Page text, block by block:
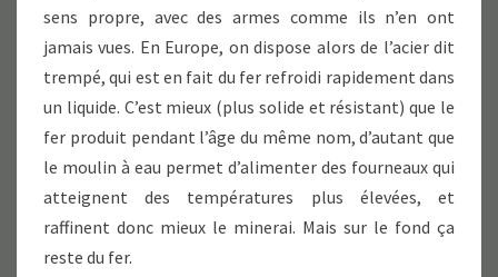
sens propre, avec des armes comme ils n’en ont
jamais vues. En Europe, on dispose alors de l’acier dit
trempé, qui est en fait du fer refroidi rapidement dans
un liquide. C’est mieux (plus solide et résistant) que le
fer produit pendant l’âge du même nom, d’autant que
le moulin à eau permet d’alimenter des fourneaux qui
atteignent des températures plus élevées, et
raffinent donc mieux le minerai. Mais sur le fond ça
reste du fer.